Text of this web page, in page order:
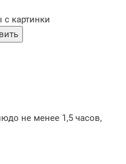
картинки
не менее 1,5 часов,